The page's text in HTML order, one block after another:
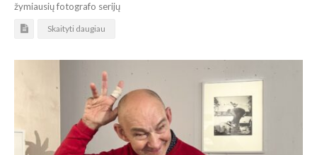
žymiausių fotografo serijų
Skaityti daugiau